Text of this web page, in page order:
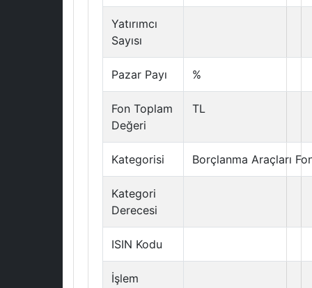
Yatırımcı
Sayısı
Pazar Payı %
Fon Toplam
Değeri
TL
Kategorisi Borçlanma Araçları
Kategori
Derecesi
ISIN Kodu
İşlem